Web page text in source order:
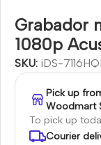
Grabador
1080p
SKU: iDS-
Pick up
Woodmart
To pick up
Courier